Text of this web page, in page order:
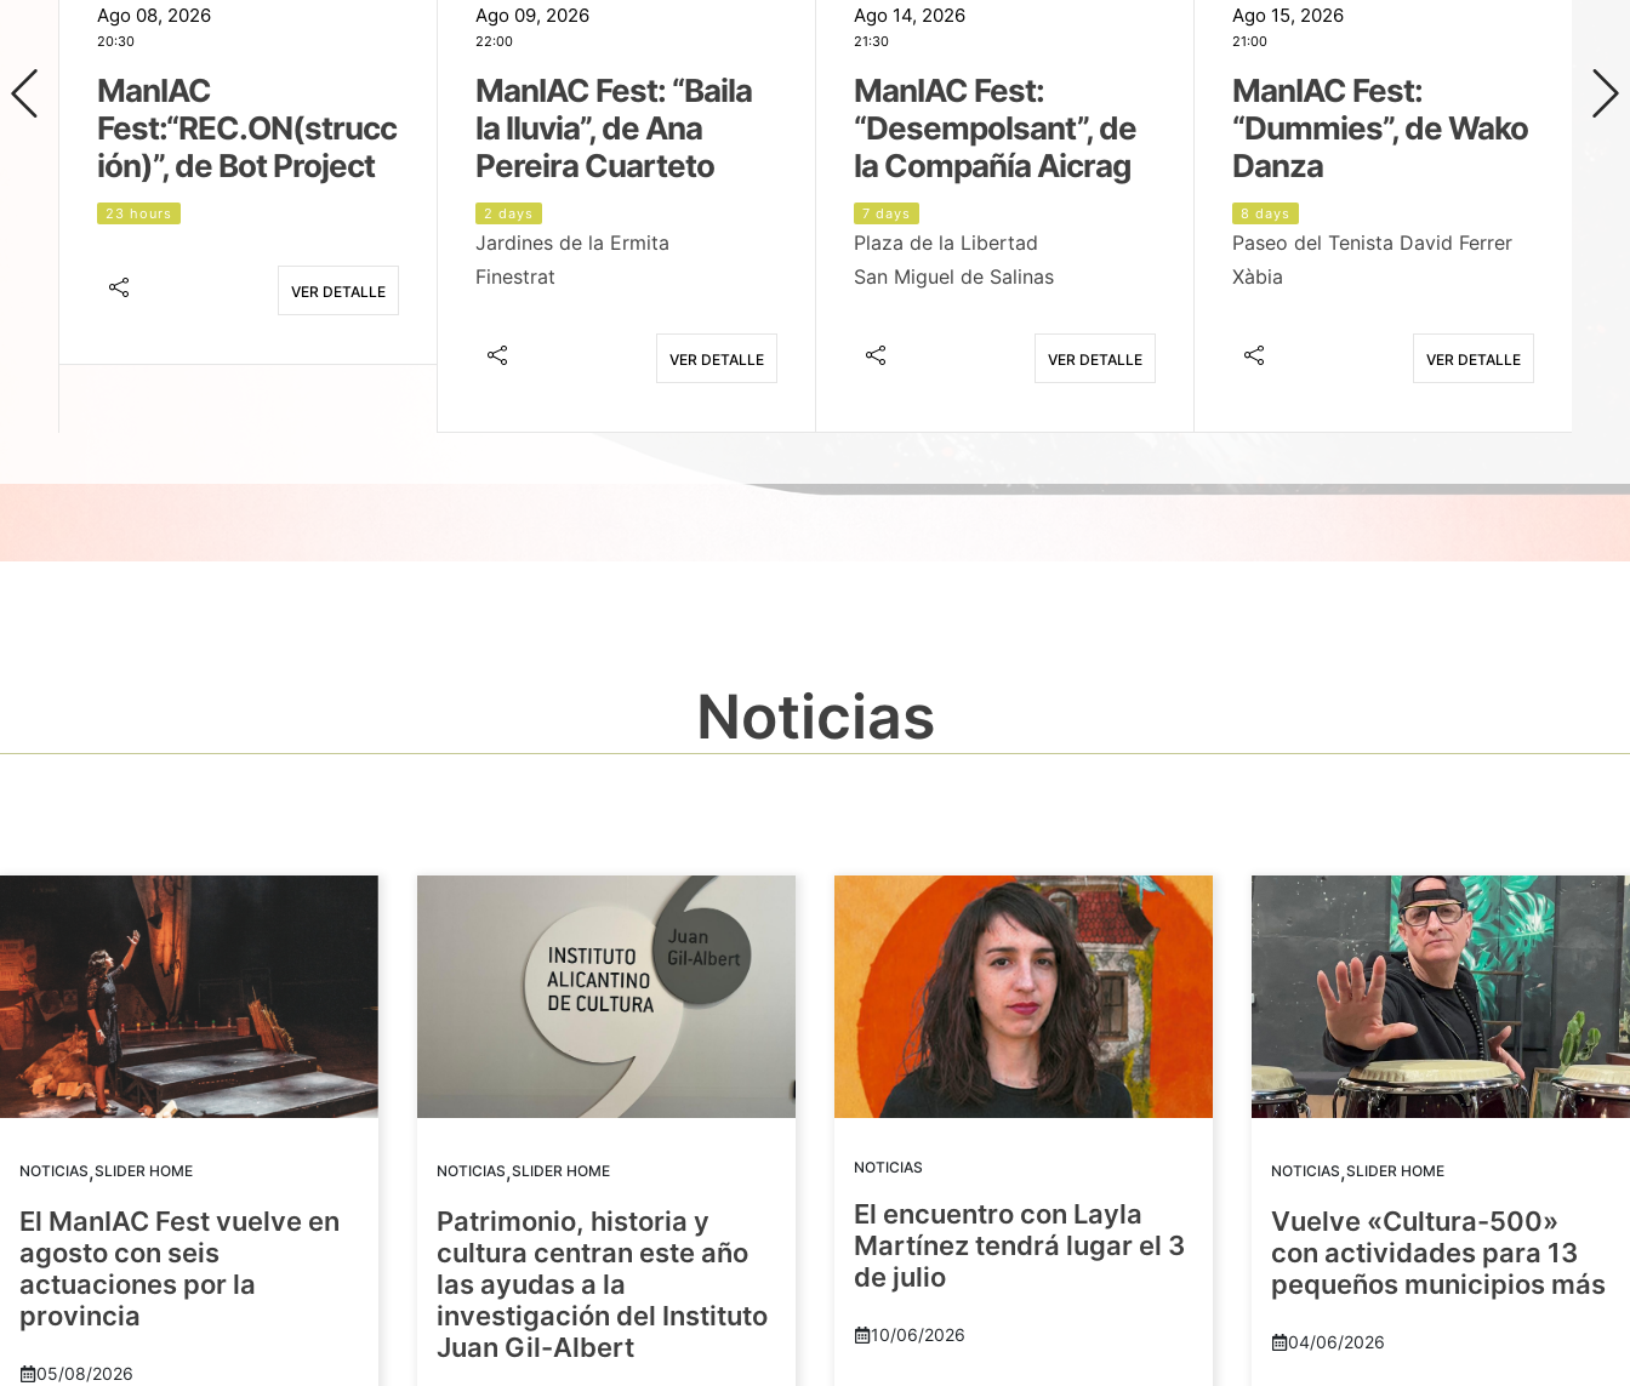
Ago 08, 2026
20:30
ManIAC
Fest:“REC.ON(strucc
ión)”, de Bot Project
23 hours
VER DETALLE
Ago 09, 2026
22:00
ManIAC Fest: “Baila
la lluvia”, de Ana
Pereira Cuarteto
2 days
Jardines de la Ermita
Finestrat
VER DETALLE
Ago 14, 2026
21:30
ManIAC Fest:
“Desempolsant”, de
la Compañía Aicrag
7 days
Plaza de la Libertad
San Miguel de Salinas
VER DETALLE
Ago 15, 2026
21:00
ManIAC Fest:
“Dummies”, de Wako
Danza
8 days
Paseo del Tenista David Ferrer
Xàbia
VER DETALLE
Noticias
NOTICIAS,SLIDER HOME
El ManIAC Fest vuelve en
agosto con seis
actuaciones por la
provincia
05/08/2026
NOTICIAS,SLIDER HOME
Patrimonio, historia y
cultura centran este año
las ayudas a la
investigación del Instituto
Juan Gil-Albert
NOTICIAS
El encuentro con Layla
Martínez tendrá lugar el 3
de julio
10/06/2026
NOTICIAS,SLIDER HOME
Vuelve «Cultura-500»
con actividades para 13
pequeños municipios más
04/06/2026